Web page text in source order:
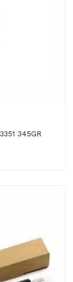
345GR